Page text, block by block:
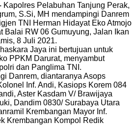
Kapolres Pelabuhan Tanjung Perak,
S.Si, MH mendampingi Danrem
TNI Herman Hidayat Eko Atmojo
Balai RW 06 Gumuyung, Jalan Ikan
8 Juli 2021.
Jaya ini bertujuan untuk
PPKM Darurat, menyambut
dan Panglima TNI.
Danrem, diantaranya Asops
Inf. Andi, Kasiops Korem 084
Aster Kasdam V/ Brawijaya
Dandim 0830/ Surabaya Utara
Krembangan Mayor Inf.
Krembangan Kompol Redik